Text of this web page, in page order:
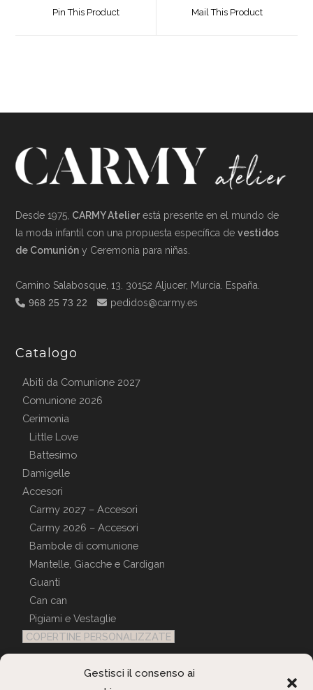
Gestisci il consenso ai
Pin This Product Mail This Product
Desde 1975, CARMY Atelier está presente en el mundo de
la moda infantil con una propuesta específica devestidos
de Comunión y Ceremonia para niñas.
Camino Salabosque, 13. 30152 Aljucer, Murcia. España.
968 25 73 22
pedidos@carmy.es
Catalogo
Abiti da Comunione 2027
Comunione 2026
Cerimonia
Little Love
Battesimo
Damigelle
Accesori
Carmy 2027 – Accesori
Carmy 2026 – Accesori
Bambole di comunione
Mantelle, Giacche e Cardigan
Guanti
Can can
Pigiami e Vestaglie
COPERTINE PERSONALIZZATE